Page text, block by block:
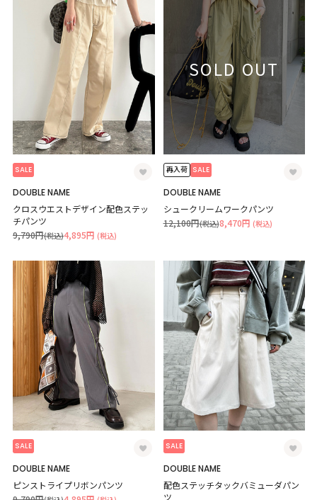
SALE
DOUBLE NAME
クロスウエストデザイン配色ステッ
チパンツ
4,895円 (税込)
9,790円(税込)
SOLD OUT
再入荷 SALE
DOUBLE NAME
シュークリームワークパンツ
8,470円 (税込)
12,100円(税込)
SALE
DOUBLE NAME
ピンストライプリボンパンツ
SALE
DOUBLE NAME
配色ステッチタックバミューダパン
ツ